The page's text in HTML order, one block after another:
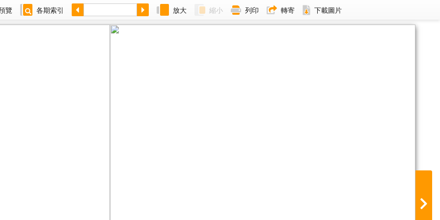
覽 各期索引 放大 縮小 列印 轉寄 下載圖片